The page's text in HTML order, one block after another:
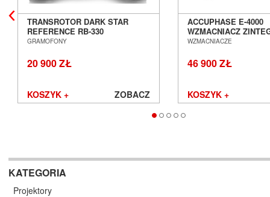
TRANSROTOR DARK STAR
REFERENCE RB-330
GRAMOFON ANALOGOWY
GRAMOFONY
20 900 ZŁ
KOSZYK + ZOBACZ
ACCUPHASE E-4000
WZMACNIACZ
SALON POZNAŃ
WZMACNIACZE
46 900 ZŁ
KOSZYK +
KATEGORIA
Projektory